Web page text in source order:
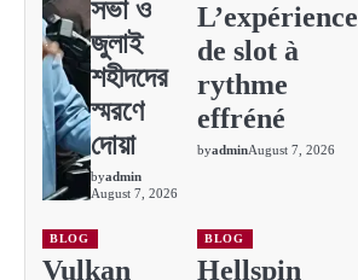
সভা ও
জুলাই
শহীদদের
স্মরণে
দোয়া
byadmin
August 7, 2026
L’expérience
de slot à
rythme
effréné
byadminAugust 7, 2026
BLOG
Vulkan
BLOG
Hellspin